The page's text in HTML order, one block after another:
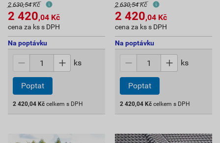
2 630,54 Kč
2 420,04 Kč
cena za ks s DPH
Na poptávku
ks
Poptat
2 420,04 Kč celkem s DPH
2 630,54 Kč
2 420,04 Kč
cena za ks s DPH
Na poptávku
ks
Poptat
2 420,04 Kč celkem s DPH